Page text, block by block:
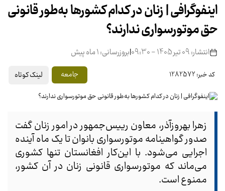
اینفوگرافی | زنان در کدام کشورها به‌طور قانونی
حق موتورسواری ندارند؟
انتشار: 09 تیر 1405 - 09:30 |بروزرسانی: 1 ماه پیش
کد خبر: 1282572 جامعه لینک کوتاه
زهرا بهروزآذر، معاون رییس‌جمهور در امور زنان گفت
صدور گواهینامه موتورسواری بانوان تا یک ماه آینده
اجرایی می‌شود. با این‌کار افغانستان تنها کشوری
می‌ماند که موتورسواری قانونی زنان در آن کشور،
ممنوع است.